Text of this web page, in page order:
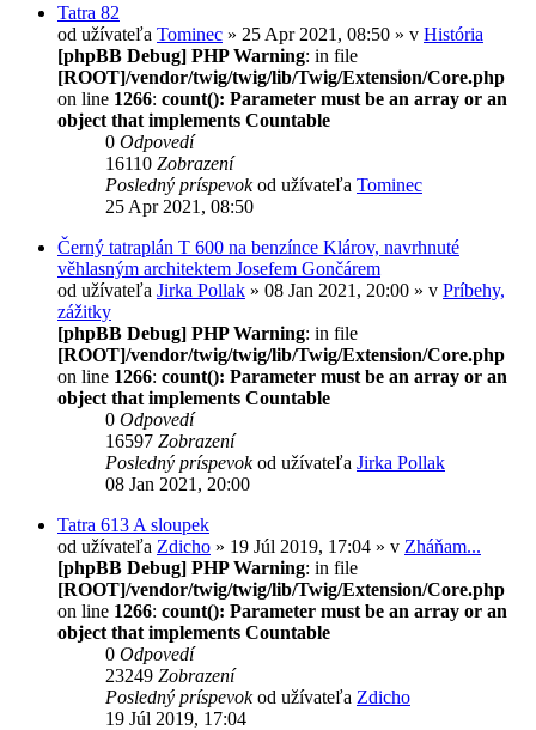
Tatra 82
od užívateľa Tominec » 25 Apr 2021, 08:50 » v História
[phpBB Debug] PHP Warning: in file
[ROOT]/vendor/twig/twig/lib/Twig/Extension/Core.php
on line 1266: count(): Parameter must be an array or an
object that implements Countable
0 Odpovedí
16110 Zobrazení
Posledný príspevokod užívateľa Tominec
25 Apr 2021, 08:50
Černý tatraplán T 600 na benzínce Klárov, navrhnuté
věhlasným architektem Josefem Gončárem
od užívateľa Jirka Pollak » 08 Jan 2021, 20:00 » v Príbehy,
zážitky
[phpBB Debug] PHP Warning: in file
[ROOT]/vendor/twig/twig/lib/Twig/Extension/Core.php
on line 1266: count(): Parameter must be an array or an
object that implements Countable
0 Odpovedí
16597 Zobrazení
Posledný príspevokod užívateľa Jirka Pollak
08 Jan 2021, 20:00
Tatra 613 A sloupek
od užívateľa Zdicho » 19 Júl 2019, 17:04 » v Zháňam...
[phpBB Debug] PHP Warning: in file
[ROOT]/vendor/twig/twig/lib/Twig/Extension/Core.php
on line 1266: count(): Parameter must be an array or an
object that implements Countable
0 Odpovedí
23249 Zobrazení
Posledný príspevokod užívateľa Zdicho
19 Júl 2019, 17:04